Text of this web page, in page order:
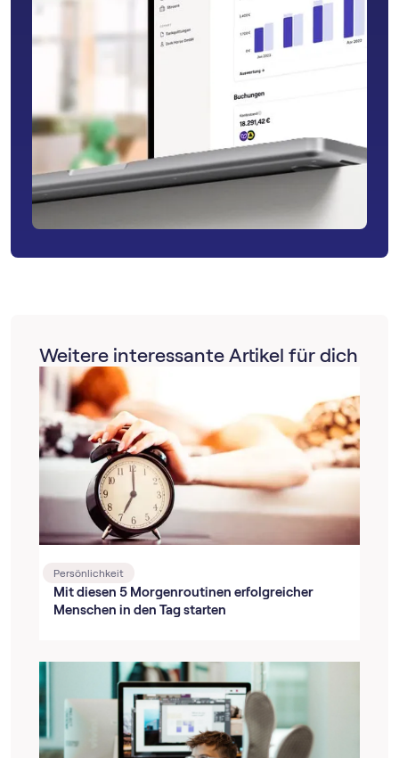
Weitere interessante Artikel für dich
Persönlichkeit
Mit diesen 5 Morgenroutinen erfolgreicher
Menschen in den Tag starten